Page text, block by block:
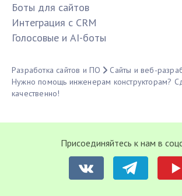
Боты для сайтов
Интеграция с CRM
Голосовые и AI-боты
Разработка сайтов и ПО
Сайты и веб-
Нужно помощь инженерам конструкторам?
качественно!
Присоединяйтесь к нам в